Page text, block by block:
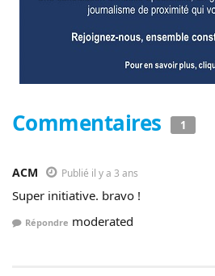
Commentaires 1
ACM Publié il y a 3 ans
Super initiative. bravo !
Répondre moderated